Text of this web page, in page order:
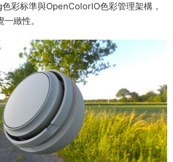
彩标準與OpenColorIO色彩管理架構，
緻性。